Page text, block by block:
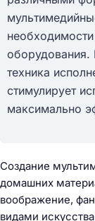
оборудования.
техника
стимулирует
максимально
Создание
домашних
воображение,
видами